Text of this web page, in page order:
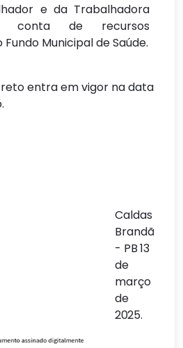
e da Trabalhadora
conta de recursos
Municipal de Saúde.
entraemvigor nadata
Caldas
Brandão
- PB13
de
março
de
2025.